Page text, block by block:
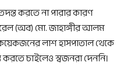
করতে না পারার কারণ
(অব) মো. জাহাঙ্গীর আলম
লাশ হাসপাতাল থেকে
চাইলেও স্বজনরা দেননি।